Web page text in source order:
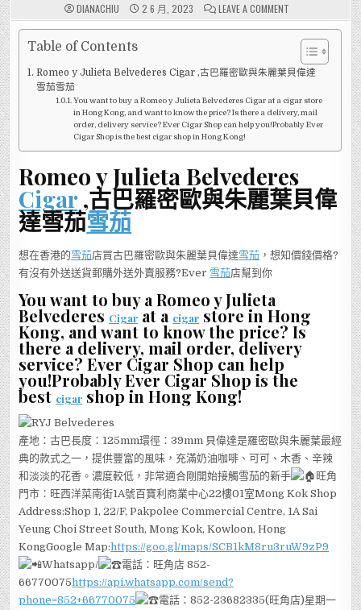
DIANACHIU 2 6 月, 2023 LEAVE A COMMENTON
邊
間
HONG
KONG
CIGAR
SHOP
有
Y
JULIETA
BELVEDERES
CIGAR
密
與
朱
麗
葉
貝
茄?
Table of Contents
Romeo y Julieta Belvederes Cigar ,古巴羅密歐與朱麗葉貝偉達
雪茄雪茄
You want to buy a Romeo y Julieta Belvederes Cigar at a cigar store
in Hong Kong, and want to know the price? Is there a delivery, mail
order, delivery service? Ever Cigar Shop can help you!Probably Ever
Cigar Shop is the best cigar shop in Hong Kong!
Romeo y Julieta Belvederes
Cigar,古巴羅密歐與朱麗葉貝偉
達雪茄雪茄
想在香港的雪茄店買古巴羅密歐與朱麗葉貝偉達雪茄 ，想知價錢價格?
有沒有外送送貨郵購外送外賣服務?Ever 雪茄店幫到你
You want to buy a Romeo y Julieta
Belvederes Cigar at a cigar store in Hong
Kong, and want to know the price? Is
there a delivery, mail order, delivery
service? Ever Cigar Shop can help
you!Probably Ever Cigar Shop is the
best cigar shop in Hong Kong!
產地：古巴長度：125mm環徑：39mm 貝偉達是羅密歐與朱麗葉最經
典的款式之一，提供豐富的風味，充滿奶油咖啡、可可、木香、辛辣
和淡淡的花香。濃度較低，非常適合剛開始接觸雪茄的新手
旺角
門市：旺西洋菜南街1A號百寶利商業中心22樓01室Mong Kok Shop
Address:Shop 1, 22/F, Pakpolee Commercial Centre, 1A Sai
Yeung Choi Street South, Mong Kok, Kowloon, Hong
KongGoogle Map:https://goo.gl/maps/SCB1kM8ru3ruW9zP9
Whatsapp/
電話：旺角店 852-
66770075https://api.whatsapp.com/send?
phone=852+66770075
電話：852-23682335(旺角店)星期一